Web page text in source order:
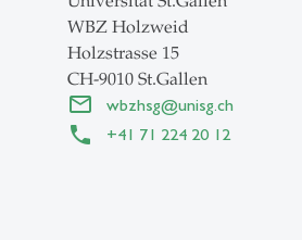
WBZ Holzweid
Holzstrasse 15
CH-9010 St.Gallen
wbzhsg@unisg.ch
+41 71 224 20 12